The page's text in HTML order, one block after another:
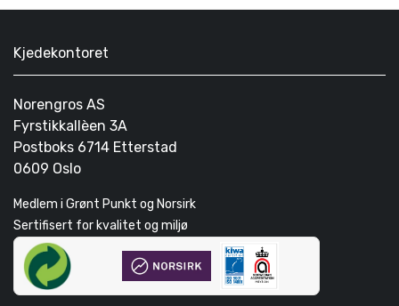
Kjedekontoret
Norengros AS
Fyrstikkallèen 3A
Postboks 6714 Etterstad
0609 Oslo
Medlem i Grønt Punkt og Norsirk
Sertifisert for kvalitet og miljø